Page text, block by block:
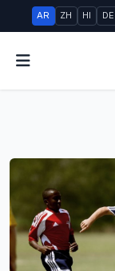
DE
HI
ZH
AR